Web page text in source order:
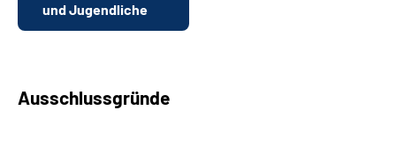
und Jugendliche
Ausschlussgründe